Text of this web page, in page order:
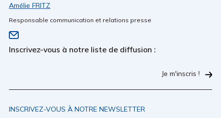
Amélie FRITZ
Responsable communication et relations presse
Inscrivez-vous à notre liste de diffusion :
Je m'inscris !
INSCRIVEZ-VOUS À NOTRE NEWSLETTER